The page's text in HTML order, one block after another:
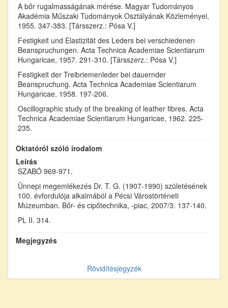
A bőr rugalmasságának mérése. Magyar Tudományos
Akadémia Műszaki Tudományok Osztályának Közleményei,
1955. 347-383. [Társszerz.: Pósa V.]
Festigkeit und Elastizität des Leders bei verschiedenen
Beanspruchungen. Acta Technica Academiae Scientiarum
Hungaricae, 1957. 291-310. [Társszerz.: Pósa V.]
Festigkeit der Treibriemenleder bei dauernder
Beanspruchung. Acta Technica Academiae Scientiarum
Hungaricae, 1958. 197-206.
Oscillographic study of the breaking of leather fibres. Acta
Technica Academiae Scientiarum Hungaricae, 1962. 225-
235.
Oktatóról szóló irodalom
Leírás
SZABÓ 969-971.
Ünnepi megemlékezés Dr. T. G. (1907-1990) születésének
100. évfordulója alkalmából a Pécsi Várostörténeti
Múzeumban. Bőr- és cipőtechnika, -piac, 2007/3. 137-140.
PL II. 314.
Megjegyzés
Rövidítésjegyzék